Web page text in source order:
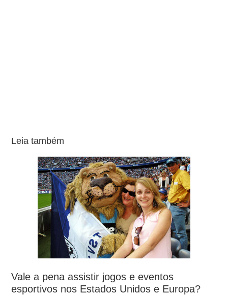
Leia também
Vale a pena assistir jogos e eventos
esportivos nos Estados Unidos e Europa?